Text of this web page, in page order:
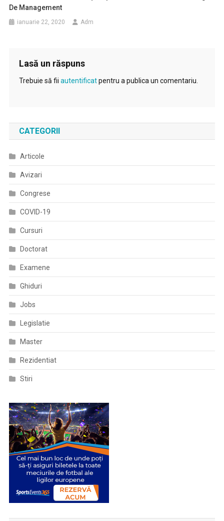
De Management
ianuarie 22, 2020 Adm
Lasă un răspuns
Trebuie să fii autentificatpentru a publica un comentariu.
CATEGORII
Articole
Avizari
Congrese
COVID-19
Cursuri
Doctorat
Examene
Ghiduri
Jobs
Legislatie
Master
Rezidentiat
Stiri